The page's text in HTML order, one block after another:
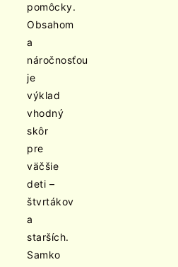
pomôcky.
Obsahom
a
náročnosťou
je
výklad
vhodný
skôr
pre
väčšie
deti –
štvrtákov
a
starších.
Samko